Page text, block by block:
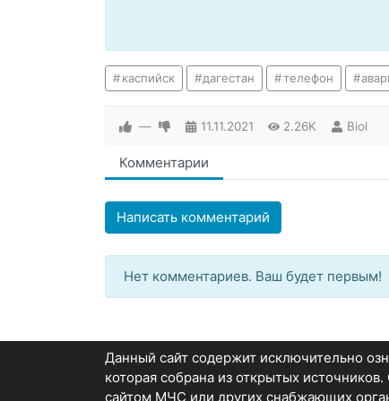
каспийск дагестан телефон
— 11.11.2021 2.26K Biol
Комментарии
Написать комментарий
Нет комментариев. Ваш будет первым!
Данный сайт содержит исключительно
которая собрана из открытых
сайтом МЧС или других снабжающих